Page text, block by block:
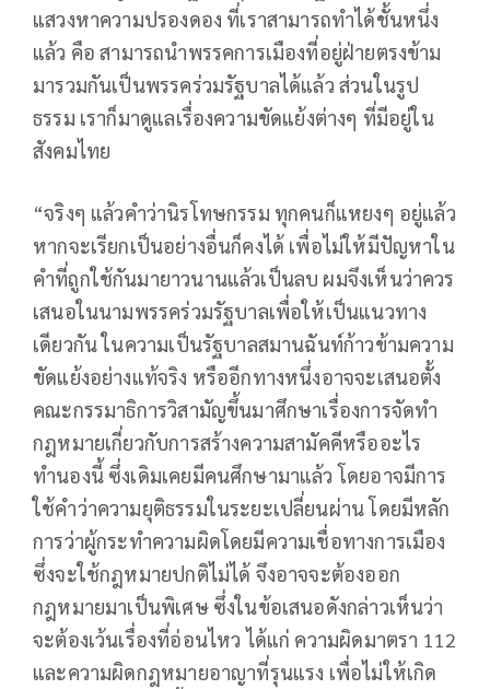
แสวงหาความปรองดอง ที่เราสามารถทำได้ชั้นหนึ่ง
แล้ว คือ สามารถนำพรรคการเมืองที่อยู่ฝ่ายตรงข้าม
มารวมกันเป็นพรรคร่วมรัฐบาลได้แล้ว ส่วนในรูป
ธรรม เราก็มาดูแลเรื่องความขัดแย้งต่างๆ ที่มีอยู่ใน
สังคมไทย
“จริงๆ แล้วคำว่านิรโทษกรรม ทุกคนก็แหยงๆ อยู่แล้ว
หากจะเรียกเป็นอย่างอื่นก็คงได้ เพื่อไม่ให้มีปัญหาใน
คำที่ถูกใช้กันมายาวนานแล้วเป็นลบ ผมจึงเห็นว่าควร
เสนอในนามพรรคร่วมรัฐบาลเพื่อให้เป็นแนวทาง
เดียวกัน ในความเป็นรัฐบาลสมานฉันท์ก้าวข้ามความ
ขัดแย้งอย่างแท้จริง หรืออีกทางหนึ่งอาจจะเสนอตั้ง
คณะกรรมาธิการวิสามัญขึ้นมาศึกษาเรื่องการจัดทำ
กฎหมายเกี่ยวกับการสร้างความสามัคคีหรืออะไร
ทำนองนี้ ซึ่งเดิมเคยมีคนศึกษามาแล้ว โดยอาจมีการ
ใช้คำว่าความยุติธรรมในระยะเปลี่ยนผ่าน โดยมีหลัก
การว่าผู้กระทำความผิดโดยมีความเชื่อทางการเมือง
ซึ่งจะใช้กฎหมายปกติไม่ได้ จึงอาจจะต้องออก
กฎหมายมาเป็นพิเศษ ซึ่งในข้อเสนอดังกล่าวเห็นว่า
จะต้องเว้นเรื่องที่อ่อนไหว ได้แก่ ความผิดมาตรา 112
และความผิดกฎหมายอาญาที่รุนแรง เพื่อไม่ให้เกิด